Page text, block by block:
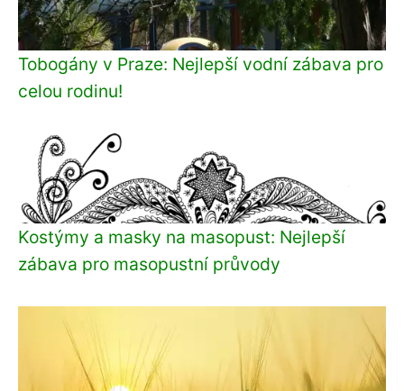
Tobogány v Praze: Nejlepší vodní zábava pro
celou rodinu!
Kostýmy a masky na masopust: Nejlepší
zábava pro masopustní průvody